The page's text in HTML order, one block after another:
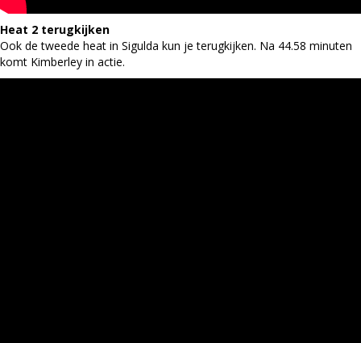
Heat 2 terugkijken
Ook de tweede heat in Sigulda kun je terugkijken. Na 44.58 minuten
komt Kimberley in actie.